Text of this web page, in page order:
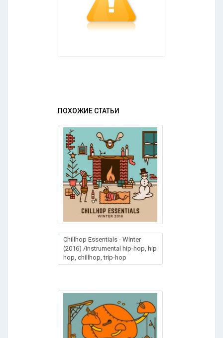
ПОХОЖИЕ СТАТЬИ
Chillhop Essentials - Winter
(2016) /instrumental hip-hop, hip
hop, chillhop, trip-hop